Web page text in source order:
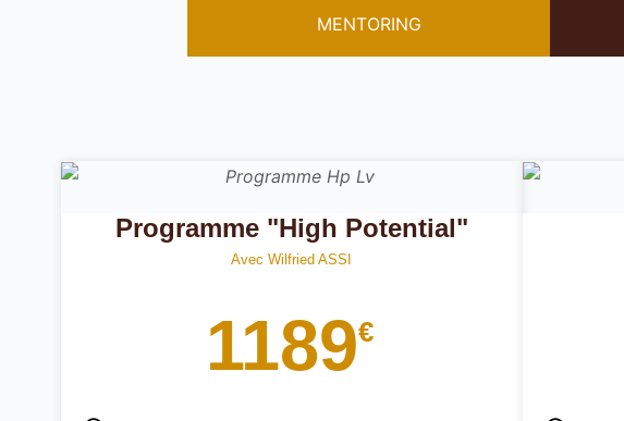
MENTORING
Programme "High Potential"
Avec Wilfried ASSI
1189€